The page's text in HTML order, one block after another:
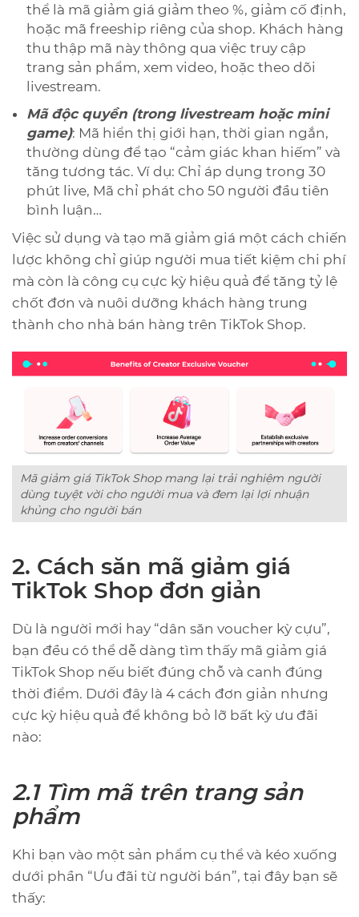
thể là mã giảm giá giảm theo %, giảm cố định,
hoặc mã freeship riêng của shop. Khách hàng
thu thập mã này thông qua việc truy cập
trang sản phẩm, xem video, hoặc theo dõi
livestream.
Mã độc quyền (trong livestream hoặc mini
game): Mã hiển thị giới hạn, thời gian ngắn,
thường dùng để tạo “cảm giác khan hiếm” và
tăng tương tác. Ví dụ: Chỉ áp dụng trong 30
phút live, Mã chỉ phát cho 50 người đầu tiên
bình luận…
Việc sử dụng và tạo mã giảm giá một cách chiến
lược không chỉ giúp người mua tiết kiệm chi phí
mà còn là công cụ cực kỳ hiệu quả để tăng tỷ lệ
chốt đơn và nuôi dưỡng khách hàng trung
thành cho nhà bán hàng trên TikTok Shop.
Mã giảm giá TikTok Shop mang lại trải nghiệm người
dùng tuyệt vời cho người mua và đem lại lợi nhuận
khủng cho người bán
2. Cách săn mã giảm giá
TikTok Shop đơn giản
Dù là người mới hay “dân săn voucher kỳ cựu”,
bạn đều có thể dễ dàng tìm thấy mã giảm giá
TikTok Shop nếu biết đúng chỗ và canh đúng
thời điểm. Dưới đây là 4 cách đơn giản nhưng
cực kỳ hiệu quả để không bỏ lỡ bất kỳ ưu đãi
nào:
2.1 Tìm mã trên trang sản
phẩm
Khi bạn vào một sản phẩm cụ thể và kéo xuống
dưới phần “Ưu đãi từ người bán”, tại đây bạn sẽ
thấy: